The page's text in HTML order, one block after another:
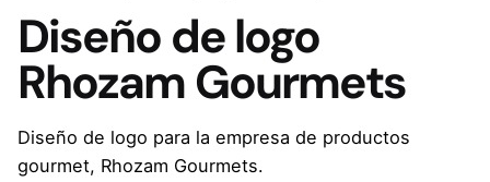
Diseño de logo
Rhozam Gourmets
Diseño de logo para la empresa de productos
gourmet, Rhozam Gourmets.